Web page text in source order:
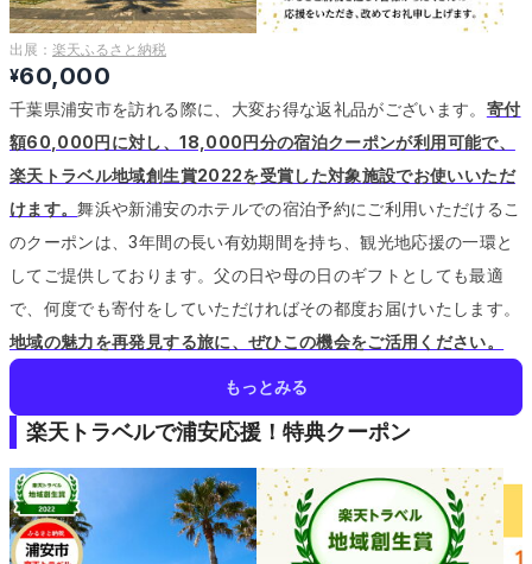
出展： 楽天ふるさと納税
¥60,000
千葉県浦安市を訪れる際に、大変お得な返礼品がございます。 寄付
額60,000円に対し、18,000円分の宿泊クーポンが利用可能で、
楽天トラベル地域創生賞2022を受賞した対象施設でお使いいただ
けます。舞浜や新浦安のホテルでの宿泊予約にご利用いただけるこ
のクーポンは、3年間の長い有効期間を持ち、観光地応援の一環と
してご提供しております。父の日や母の日のギフトとしても最適
で、何度でも寄付をしていただければその都度お届けいたします。
地域の魅力を再発見する旅に、ぜひこの機会をご活用ください。
もっとみる
楽天トラベルで浦安応援！特典クーポン